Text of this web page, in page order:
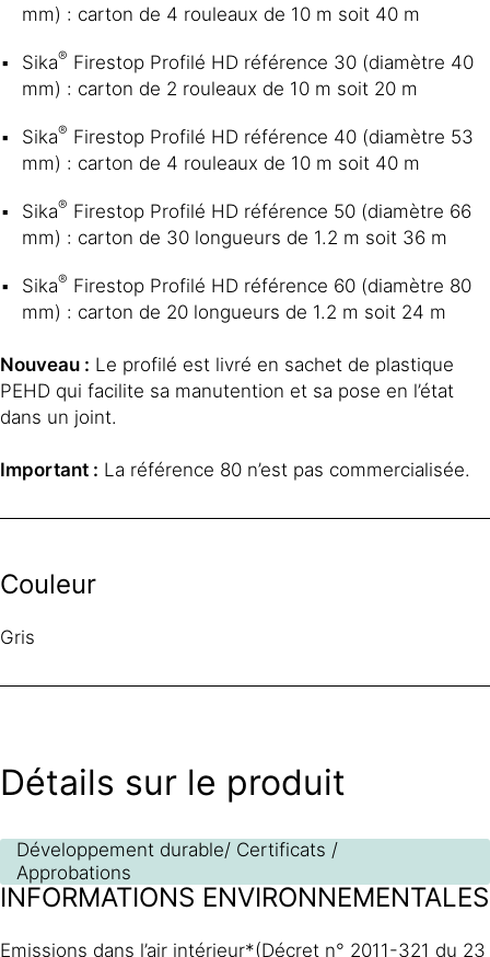
mm) : carton de 4 rouleaux de 10 m soit 40 m
Sika® Firestop Profilé HD référence 30 (diamètre 40
mm) : carton de 2 rouleaux de 10 m soit 20 m
Sika® Firestop Profilé HD référence 40 (diamètre 53
mm) : carton de 4 rouleaux de 10 m soit 40 m
Sika® Firestop Profilé HD référence 50 (diamètre 66
mm) : carton de 30 longueurs de 1.2 m soit 36 m
Sika® Firestop Profilé HD référence 60 (diamètre 80
mm) : carton de 20 longueurs de 1.2 m soit 24 m
Nouveau : Le profilé est livré en sachet de plastique
PEHD qui facilite sa manutention et sa pose en l’état
dans un joint.
Important : La référence 80 n’est pas commercialisée.
Couleur
Gris
Détails sur le produit
Développement durable/ Certificats /
Approbations
INFORMATIONS ENVIRONNEMENTALES
Emissions dans l’air intérieur*(Décret n° 2011-321 du 23